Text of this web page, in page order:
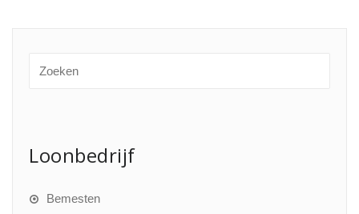
Loonbedrijf
Bemesten